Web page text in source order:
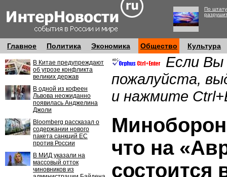
По
Главное Политика Экономика Общество Культура
В Китае предупреждают
об угрозе конфликта
великих держав
В одной из кофеен
Львова неожиданно
появилась Анджелина
Джоли
Bloomberg рассказал о
содержании нового
пакета санкций ЕС
против России
В МИД указали на
массовый отток
чиновников из
Если Вы
пожалуйста,
и нажмите
что на
состоится